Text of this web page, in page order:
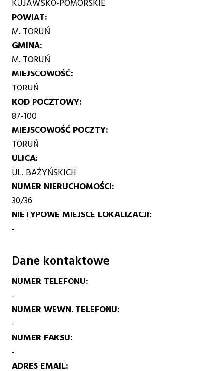
KUJAWSKO-POMORSKIE
POWIAT
M. TORUŃ
GMINA
M. TORUŃ
MIEJSCOWOŚĆ
TORUŃ
KOD POCZTOWY
87-100
MIEJSCOWOŚĆ POCZTY
TORUŃ
ULICA
UL. BAŻYŃSKICH
NUMER NIERUCHOMOŚCI
30/36
NIETYPOWE MIEJSCE LOKALIZACJI
-
Dane kontaktowe
NUMER TELEFONU
-
NUMER WEWN. TELEFONU
-
NUMER FAKSU
-
ADRES EMAIL